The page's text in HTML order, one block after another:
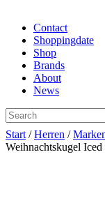
Contact
Shoppingdate
Shop
Brands
About
News
Start /Herren /
Weihnachtskugel